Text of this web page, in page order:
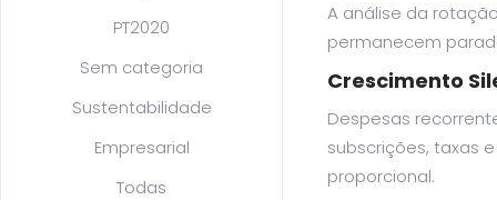
PT2020
Sem categoria
Sustentabilidade
Empresarial
Todas
A análise da
permanecem
Crescimento
Despesas
subscrições, taxas
proporcional.